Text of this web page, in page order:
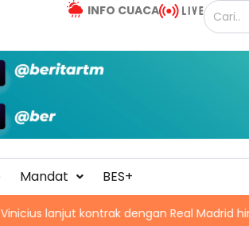
INFO CUACA
Mandat BES+
dengan Real Madrid hingga 2032